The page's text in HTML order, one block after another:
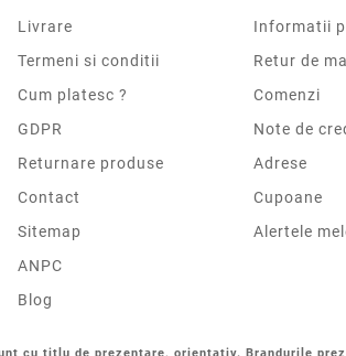
Livrare
Termeni si conditii
Cum platesc ?
GDPR
Returnare produse
Contact
Sitemap
ANPC
Blog
Informatii
Retur de
Comenzi
Note de
Adrese
Cupoane
Alertele
cu titlu de prezentare, orientativ. Brandurile